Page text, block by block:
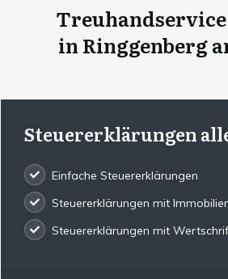
in Ringgenberg
Steuererklärungen
Einfache Steuererklärungen
Steuererklärungen mit
Steuererklärungen mit